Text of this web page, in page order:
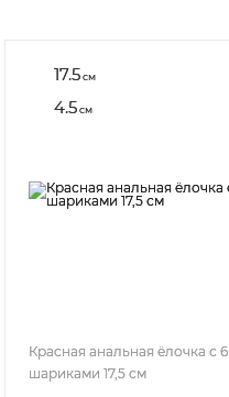
17.5см
4.5см
Красная анальная ёлочка с 6
шариками 17,5 см